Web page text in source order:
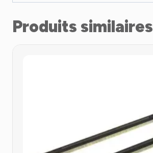
Produits similaires